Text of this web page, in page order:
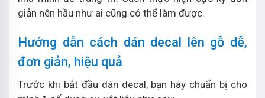
giản nên hầu như ai cũng có thể làm được.
Hướng dẫn cách dán decal lên gỗ dễ,
đơn giản, hiệu quả
Trước khi bắt đầu dán decal, bạn hãy chuẩn bị cho